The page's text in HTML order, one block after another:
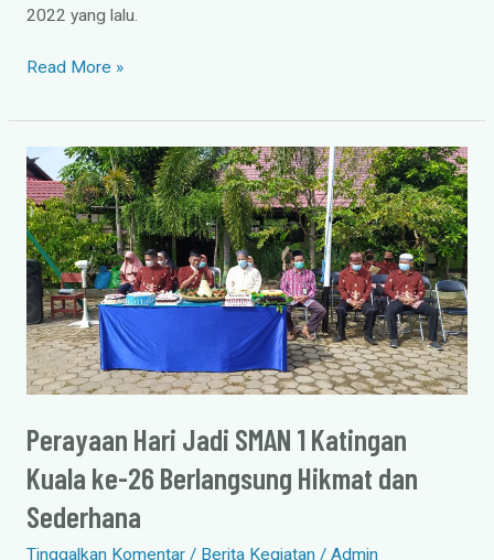
2022 yang lalu.
Read More »
Perayaan Hari Jadi SMAN 1 Katingan
Kuala ke-26 Berlangsung Hikmat dan
Sederhana
Tinggalkan Komentar / Berita Kegiatan/ Admin
Perayaan
Hari
Jadi
SMAN
1
Katingan
Kuala
ke-
26
Berlangsung
dan
Sederhana